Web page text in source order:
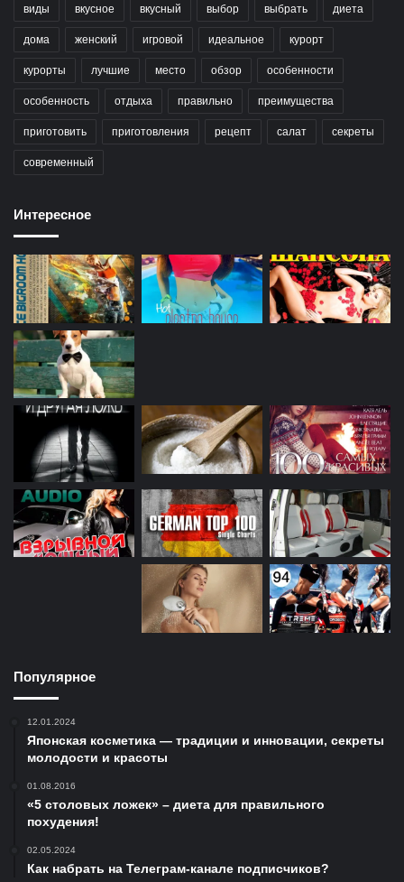
виды вкусное вкусный выбор выбрать диета
дома женский игровой идеальное курорт
курорты лучшие место обзор особенности
особенность отдыха правильно преимущества
приготовить приготовления рецепт салат секреты
современный
Интересное
Популярное
12.01.2024
Японская косметика — традиции и инновации, секреты
молодости и красоты
01.08.2016
«5 столовых ложек» – диета для правильного
похудения!
02.05.2024
Как набрать на Телеграм-канале подписчиков?